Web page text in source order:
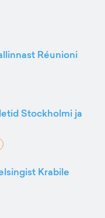
Réunioni
Stockholmi ja
Krabile